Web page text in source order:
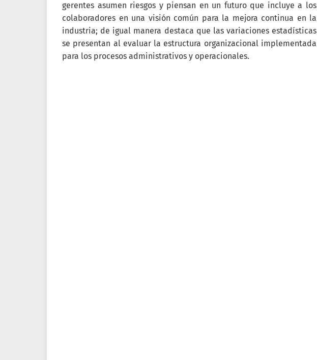
gerentes asumen riesgos y piensan en un futuro que incluye a los
colaboradores en una visión común para la mejora continua en la
industria; de igual manera destaca que las variaciones estadísticas
se presentan al evaluar la estructura organizacional implementada
para los procesos administrativos y operacionales.